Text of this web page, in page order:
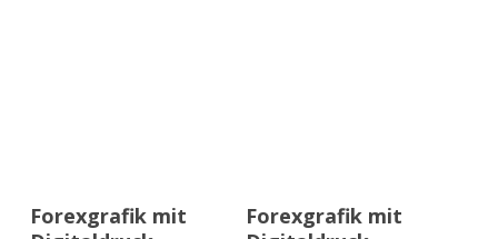
Menge auswählen
Forexgrafik mit
Menge auswählen
Forexgrafik mit